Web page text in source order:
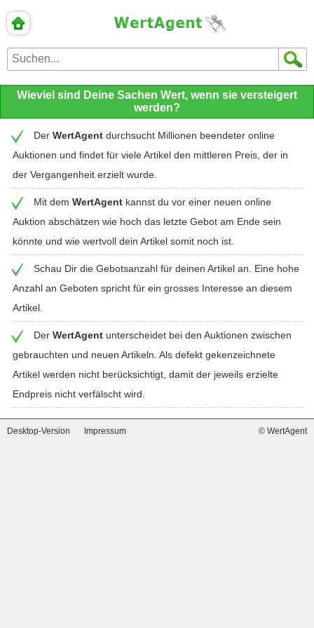
Wieviel sind Deine Sachen Wert, wenn sie versteigert
werden?
Der WertAgent durchsucht Millionen beendeter online
Auktionen und findet für viele Artikel den mittleren Preis, der in
der Vergangenheit erzielt wurde.
Mit dem WertAgent kannst du vor einer neuen online
Auktion abschätzen wie hoch das letzte Gebot am Ende sein
könnte und wie wertvoll dein Artikel somit noch ist.
Schau Dir die Gebotsanzahl für deinen Artikel an. Eine hohe
Anzahl an Geboten spricht für ein grosses Interesse an diesem
Artikel.
Der WertAgent unterscheidet bei den Auktionen zwischen
gebrauchten und neuen Artikeln. Als defekt gekenzeichnete
Artikel werden nicht berücksichtigt, damit der jeweils erzielte
Endpreis nicht verfälscht wird.
Desktop-Version Impressum © WertAgent